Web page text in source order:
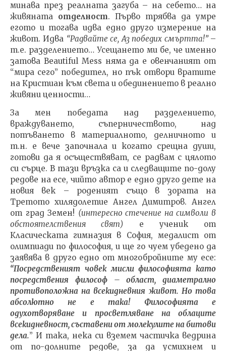
минава през реалната загуба – на себето… на
живяната отделност. Първо трябва да умре
егото и тогава идва едно друго измерение на
живот. Идва “Радвайте се, Аз победих смъртта!” –
т.е. разделението… Усещането ми бе, че именно
затова Beautiful Mess няма да е овенчаният от
“мира сего” победител, но пък отвори вратите
на Кристиан към света и обединението в реално
живяни ценности…
За мен победата над разделението,
враждуването, съперничеството, над
потъването в материалното, делничното и
т.н. е вече започнала и когато срещна души,
готови да я осъществяват, се радвам с цялото
си сърце. В тази връзка са и следващите по-долу
редове на есе, чийто автор е едно друго дете на
новия век – роденият също в зората на
Третото хилядолетие Ангел Димитров. Ангел
от град Земен! (интересно стечение на символи в
обстоятелствения свят) е ученик от
Класическата гимназия в София, медалист от
олимпиади по философия, и ще го чуем убедено да
заявява в друго едно от многобройните му есе:
“Посредственият човек мисли философията като
посредствения философ – област, диаметрално
противоположна на всекидневния живот. Но това
абсолютно не е така! Философията е
одухотворяване и просветляване на облаците
всекидневност, съставени от молекулите на битови
дела.” И така, нека си вземем частичка ведрина
от по-долните редове, за да усмихнем и